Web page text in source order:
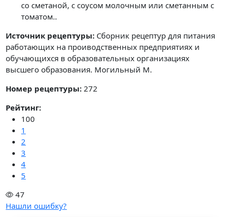
со сметаной, с соусом молочным или сметанным с
томатом..
Источник рецептуры: Сборник рецептур для питания
работающих на проиводственных предприятиях и
обучающихся в образовательных организациях
высшего образования. Могильный М.
Номер рецептуры: 272
Рейтинг:
100
1
2
3
4
5
47
Нашли ошибку?